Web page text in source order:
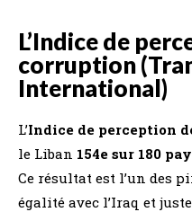
L’Indice de
corruption
International)
L’Indice de perception
le Liban 154e sur 180
Ce résultat est l’un des
égalité avec l’Iraq et